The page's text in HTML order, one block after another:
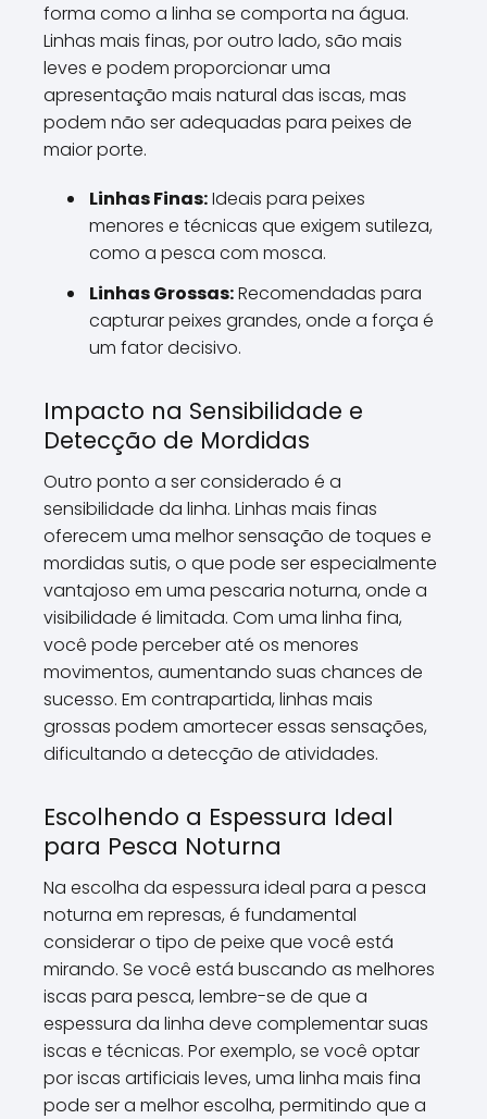
forma como a linha se comporta na água.
Linhas mais finas, por outro lado, são mais
leves e podem proporcionar uma
apresentação mais natural das iscas, mas
podem não ser adequadas para peixes de
maior porte.
Linhas Finas:Ideais para peixes
menores e técnicas que exigem sutileza,
como a pesca com mosca.
Linhas Grossas:Recomendadas para
capturar peixes grandes, onde a força é
um fator decisivo.
Impacto na Sensibilidade e
Detecção de Mordidas
Outro ponto a ser considerado é a
sensibilidade da linha. Linhas mais finas
oferecem uma melhor sensação de toques e
mordidas sutis, o que pode ser especialmente
vantajoso em uma pescaria noturna, onde a
visibilidade é limitada. Com uma linha fina,
você pode perceber até os menores
movimentos, aumentando suas chances de
sucesso. Em contrapartida, linhas mais
grossas podem amortecer essas sensações,
dificultando a detecção de atividades.
Escolhendo a Espessura Ideal
para Pesca Noturna
Na escolha da espessura ideal para a pesca
noturna em represas, é fundamental
considerar o tipo de peixe que você está
mirando. Se você está buscando as melhores
iscas para pesca, lembre-se de que a
espessura da linha deve complementar suas
iscas e técnicas. Por exemplo, se você optar
por iscas artificiais leves, uma linha mais fina
pode ser a melhor escolha, permitindo que a